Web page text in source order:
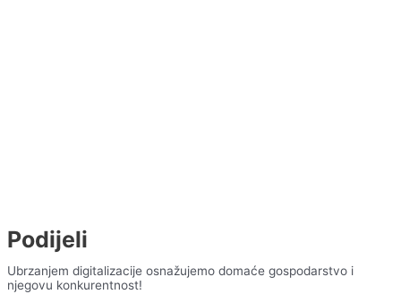
Podijeli
Ubrzanjem digitalizacije osnažujemo domaće gospodarstvo i
njegovu konkurentnost!